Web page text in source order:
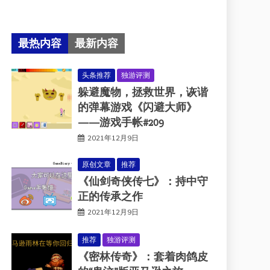
最热内容 最新内容
头条推荐 独游评测
躲避魔物，拯救世界，诙谐
的弹幕游戏《闪避大师》
——游戏手帐#209
2021年12月9日
原创文章 推荐
《仙剑奇侠传七》：持中守
正的传承之作
2021年12月9日
推荐 独游评测
《密林传奇》：套着肉鸽皮